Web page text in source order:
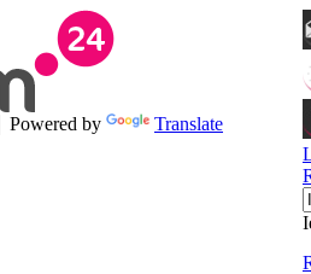
Powered by
Translate